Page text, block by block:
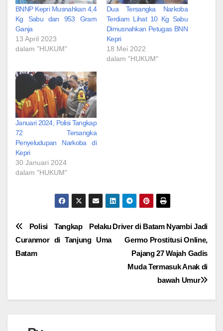
BNNP Kepri Musnahkan 4,4
Kg Sabu dan 953 Gram
Ganja
13 April 2023
dalam "HUKUM"
Dua Tersangka Narkoba
Terdiam Lihat 10 Kg Sabu
Dimusnahkan Petugas BNN
Kepri
18 Mei 2022
dalam "HUKUM"
Januari 2024, Polisi Tangkap
72 Tersangka
Penyeludupan Narkoba di
Kepri
30 Januari 2024
dalam "HUKUM"
Navigasi
pos
Driver di Batam Nyambi Jadi
Germo Prostitusi Online,
Pajang 27 Wajah Gadis
Muda Termasuk Anak di
bawah Umur
Polisi Tangkap Pelaku
Curanmor di Tanjung Uma
Batam